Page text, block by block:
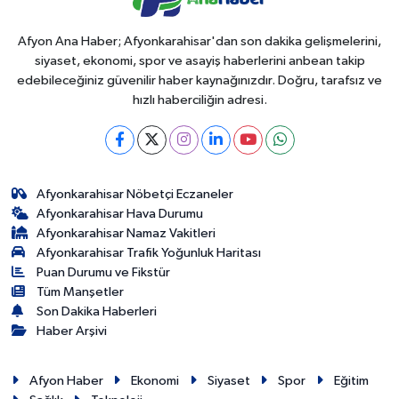
Afyon Ana Haber; Afyonkarahisar'dan son dakika gelişmelerini,
siyaset, ekonomi, spor ve asayiş haberlerini anbean takip
edebileceğiniz güvenilir haber kaynağınızdır. Doğru, tarafsız ve
hızlı haberciliğin adresi.
Afyonkarahisar Nöbetçi Eczaneler
Afyonkarahisar Hava Durumu
Afyonkarahisar Namaz Vakitleri
Afyonkarahisar Trafik Yoğunluk Haritası
Puan Durumu ve Fikstür
Tüm Manşetler
Son Dakika Haberleri
Haber Arşivi
Afyon Haber Ekonomi Siyaset Spor
Eğitim